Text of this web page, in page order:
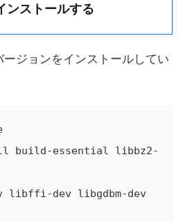
ンストールする
ジョンをインストールしてい
build-essential libbz2-